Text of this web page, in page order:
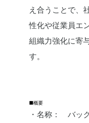
え合うことで、
性化や従業員エ
組織力強化に寄
す。
■概要
・名称： バッ